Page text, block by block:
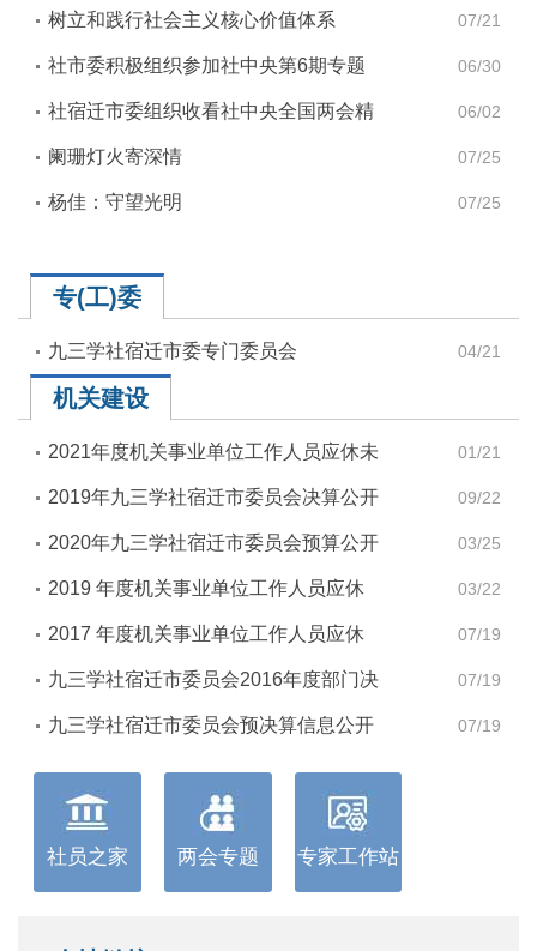
政治发展道路 07/21
树立和践行社会主义核心价值体系
06/30
社市委积极组织参加社中央第6期专题
政治辅导“网络课堂” 06/02
社宿迁市委组织收看社中央全国两会精
神传达学习会 07/25
阑珊灯火寄深情
07/25
杨佳：守望光明
专(工)委
04/21
九三学社宿迁市委专门委员会
机关建设
01/21
2021年度机关事业单位工作人员应休未
休年休假天数 09/22
2019年九三学社宿迁市委员会决算公开
表 03/25
2020年九三学社宿迁市委员会预算公开
表 03/22
2019 年度机关事业单位工作人员应休
未休年休假天数 07/19
2017 年度机关事业单位工作人员应休
未休年休假天数 07/19
九三学社宿迁市委员会2016年度部门决
算 07/19
九三学社宿迁市委员会预决算信息公开
管理办法
社员之家 两会专题 专家工作站